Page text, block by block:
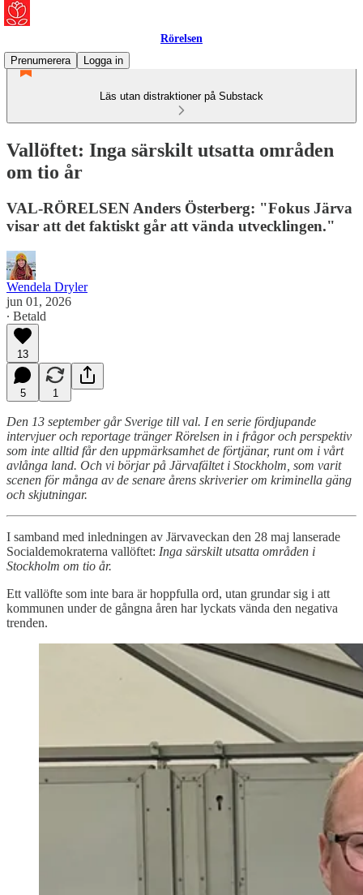
Rörelsen
Prenumerera
Logga in
Läs utan distraktioner på Substack
Vallöftet: Inga särskilt utsatta områden
om tio år
VAL-RÖRELSEN Anders Österberg: "Fokus Järva
visar att det faktiskt går att vända utvecklingen."
Wendela Dryler
jun 01, 2026
∙ Betald
13
5 1
Den 13 september går Sverige till val. I en serie fördjupande
intervjuer och reportage tränger Rörelsen in i frågor och perspektiv
som inte alltid får den uppmärksamhet de förtjänar, runt om i vårt
avlånga land. Och vi börjar på Järvafältet i Stockholm, som varit
scenen för många av de senare årens skriverier om kriminella gäng
och skjutningar.
I samband med inledningen av Järvaveckan den 28 maj lanserade
Socialdemokraterna vallöftet: Inga särskilt utsatta områden i
Stockholm om tio år.
Ett vallöfte som inte bara är hoppfulla ord, utan grundar sig i att
kommunen under de gångna åren har lyckats vända den negativa
trenden.